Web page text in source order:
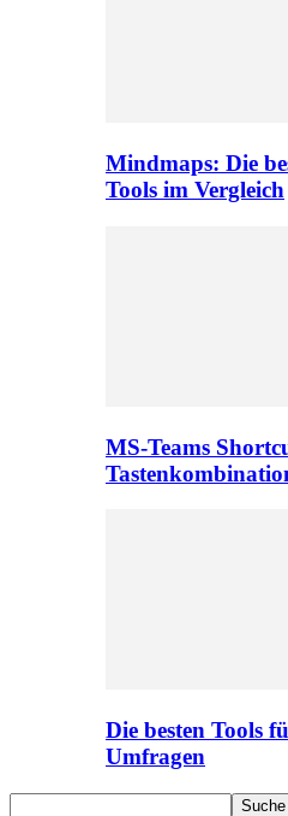
Mindmaps: Die
Tools im Vergleich
MS-Teams
Die besten Tools
Umfragen